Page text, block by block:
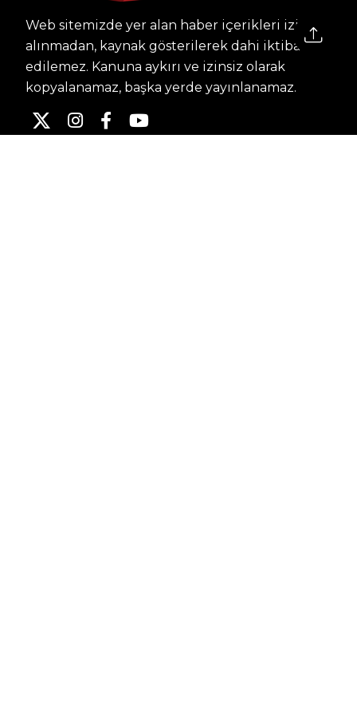
Web sitemizde yer alan haber içerikleri izin
alınmadan, kaynak gösterilerek dahi iktibas
edilemez. Kanuna aykırı ve izinsiz olarak
kopyalanamaz, başka yerde yayınlanamaz.